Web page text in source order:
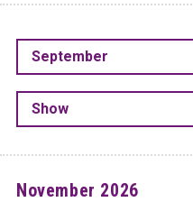
Kontakt Anreise
September
Show
November 2026